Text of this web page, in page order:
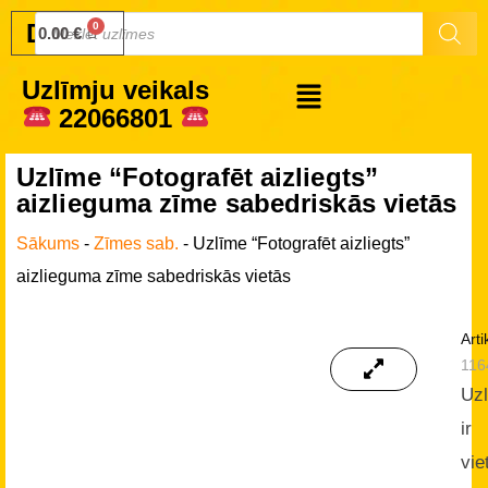
Druku.lv
0.00€
Uzlīmju veikals
22066801
Uzlīme “Fotografēt aizliegts”
aizlieguma zīme sabedriskās vietās
Sākums - Zīmes sab. - Uzlīme “Fotografēt aizliegts”
aizlieguma zīme sabedriskās vietās
ir